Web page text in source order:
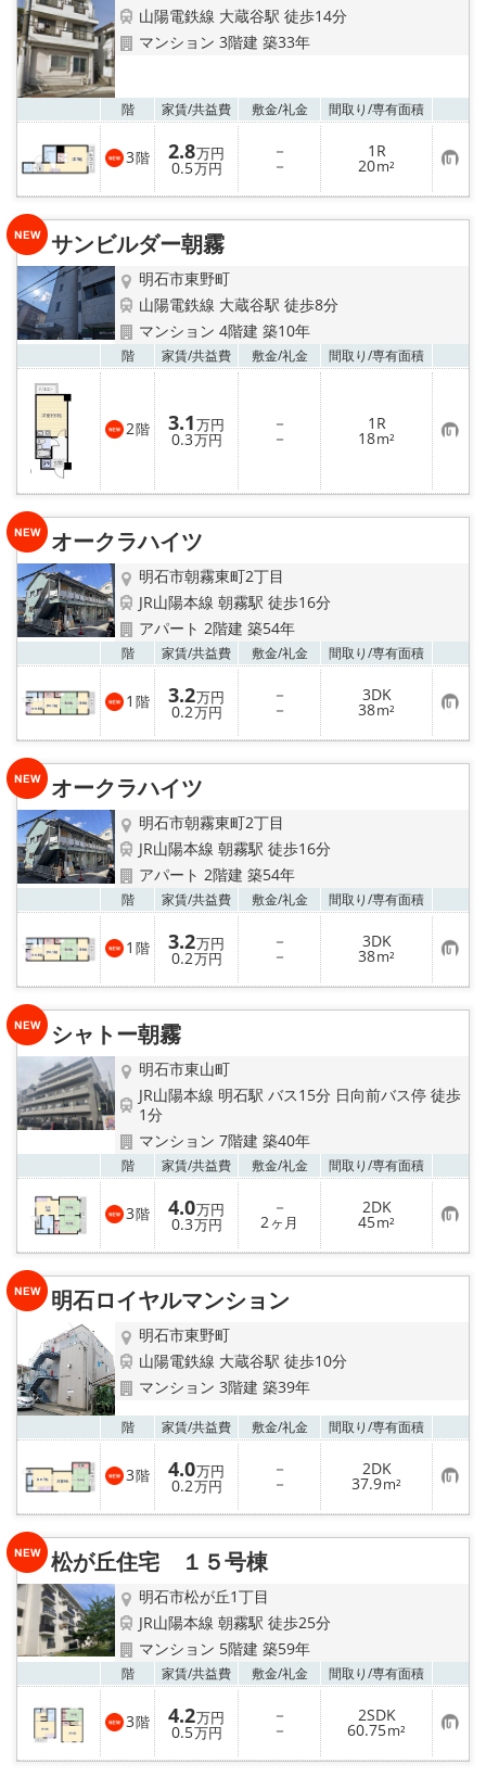
山陽電鉄線 大蔵谷駅 徒歩14分
マンション 3階建 築33年
階 家賃/共益費 敷金/礼金 間取り/専有面積
3階 2.8万円
0.5万円
－
－
1R
20m² お
気
に
り
サンビルダー朝霧
明石市東野町
山陽電鉄線 大蔵谷駅 徒歩8分
マンション 4階建 築10年
階 家賃/共益費 敷金/礼金 間取り/専有面積
2階 3.1万円
0.3万円
－
－
1R
18m² お
気
に
入
り
登
オークラハイツ
明石市朝霧東町2丁目
JR山陽本線 朝霧駅 徒歩16分
アパート 2階建 築54年
階 家賃/共益費 敷金/礼金 間取り/専有面積
1 階 3.2万円
0.2万円
－
－
3DK
38m² お
気
に
り
オークラハイツ
明石市朝霧東町2丁目
JR山陽本線 朝霧駅 徒歩16分
アパート 2階建 築54年
階 家賃/共益費 敷金/礼金 間取り/専有面積
1 階 3.2万円
0.2万円
－
－
3DK
38m² お
気
に
り
シャトー朝霧
明石市東山町
JR山陽本線 明石駅 バス15分 日向前バス停 徒歩
1分
マンション 7階建 築40年
階 家賃/共益費 敷金/礼金 間取り/専有面積
3階 4.0万円
0.3万円
－
2ヶ月
2DK
45m² お
気
に
り
明石ロイヤルマンション
明石市東野町
山陽電鉄線 大蔵谷駅 徒歩10分
マンション 3階建 築39年
階 家賃/共益費 敷金/礼金 間取り/専有面積
3階 4.0万円
0.2万円
－
－
2DK
37.9m² お
気
に
り
松が丘住宅 １５号棟
明石市松が丘1丁目
JR山陽本線 朝霧駅 徒歩25分
マンション 5階建 築59年
階 家賃/共益費 敷金/礼金 間取り/専有面積
3階 4.2万円
0.5万円
－
－
2SDK
60.75m² お
気
に